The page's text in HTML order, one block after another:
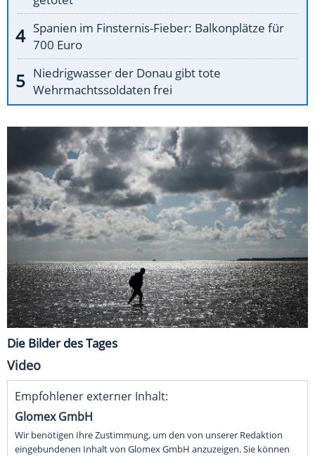
Spanien im Finsternis-Fieber: Balkonplätze für
700 Euro
Niedrigwasser der Donau gibt tote
Wehrmachtssoldaten frei
Die Bilder des Tages
Video
Empfohlener externer Inhalt:
Glomex GmbH
Wir benötigen Ihre Zustimmung, um den von unserer Redaktion
eingebundenen Inhalt von Glomex GmbH anzuzeigen. Sie können